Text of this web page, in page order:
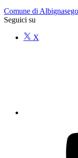
Comune di Albignasego
Seguici su
X